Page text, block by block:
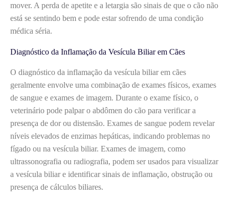
mover. A perda de apetite e a letargia são sinais de que o cão não
está se sentindo bem e pode estar sofrendo de uma condição
médica séria.
Diagnóstico da Inflamação da Vesícula Biliar em Cães
O diagnóstico da inflamação da vesícula biliar em cães
geralmente envolve uma combinação de exames físicos, exames
de sangue e exames de imagem. Durante o exame físico, o
veterinário pode palpar o abdômen do cão para verificar a
presença de dor ou distensão. Exames de sangue podem revelar
níveis elevados de enzimas hepáticas, indicando problemas no
fígado ou na vesícula biliar. Exames de imagem, como
ultrassonografia ou radiografia, podem ser usados para visualizar
a vesícula biliar e identificar sinais de inflamação, obstrução ou
presença de cálculos biliares.